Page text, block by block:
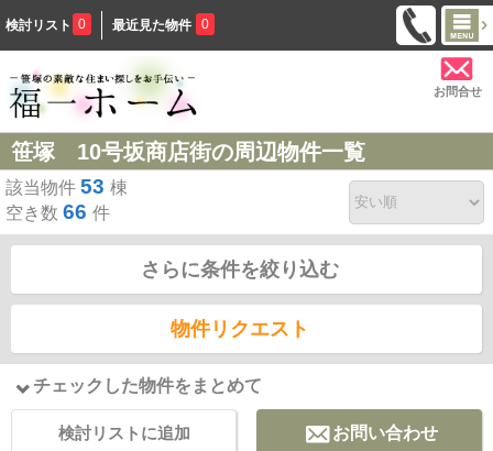
検討リスト 0 最近見た物件 0
お問合せ
笹塚 10号坂商店街の周辺物件一覧
該当物件 53 棟
空き数 66 件
さらに条件を絞り込む
物件リクエスト
チェックした物件をまとめて
検討リストに追加 お問い合わせ